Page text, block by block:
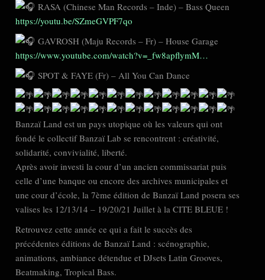
RASA (Chinese Man Records – Inde) – Bass Queen
https://youtu.be/SZmeGVPF7qo
GAVROSH (Maju Records – Fr) – House Garage
https://www.youtube.com/watch?v=_fw8apflymM…
SPOT & FAYE (Fr) – All You Can Dance
Banzaï Land est un pays utopique où les valeurs qui ont
fondé le collectif Banzaï Lab se rencontrent : créativité,
solidarité, convivialité, liberté.
Après avoir investi la cour d’un ancien commissariat puis
celle d’une banque ou encore des archives municipales et
une cour d’école, la 7ème édition de Banzaï Land posera ses
valises les 12/13/14 – 19/20/21 Juillet à la CITE BLEUE !
Retrouvez cette année ce qui a fait le succès des
précédentes éditions de Banzaï Land : scénographie,
animations, ambiance détendue et DJsets Latin Grooves,
Beatmaking, Tropical Bass.